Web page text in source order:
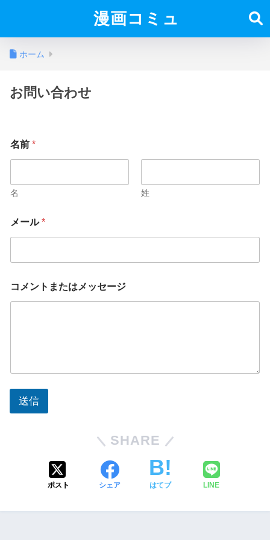
漫画コミュ
ホーム
お問い合わせ
名前 *
名 姓
メール*
コメントまたはメッセージ
送信
SHARE
ポスト シェア はてブ LINE